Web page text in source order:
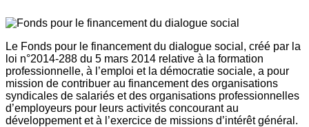
Le Fonds pour le financement du dialogue social, créé par la
loi n°2014-288 du 5 mars 2014 relative à la formation
professionnelle, à l’emploi et la démocratie sociale, a pour
mission de contribuer au financement des organisations
syndicales de salariés et des organisations professionnelles
d’employeurs pour leurs activités concourant au
développement et à l’exercice de missions d’intérêt général.